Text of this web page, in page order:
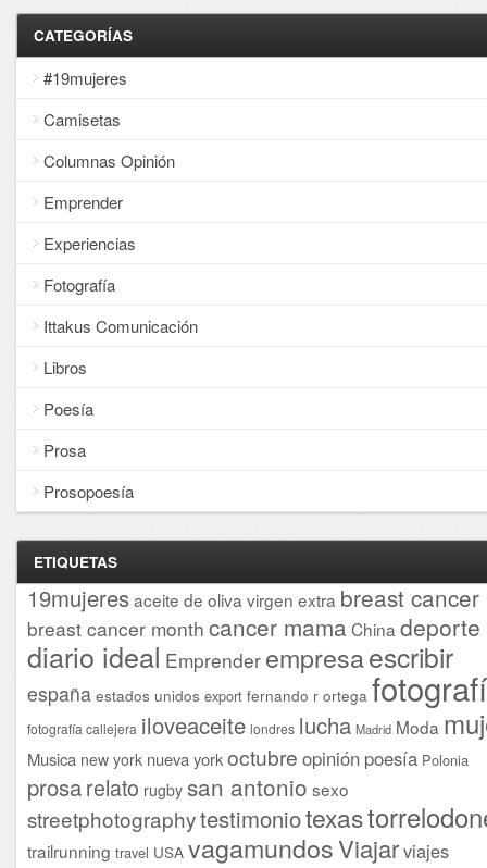
CATEGORÍAS
#19mujeres
Camisetas
Columnas Opinión
Emprender
Experiencias
Fotografía
Ittakus Comunicación
Libros
Poesía
Prosa
Prosopoesía
ETIQUETAS
19mujeresaceite de oliva virgen extra breast cancer
breast cancer month cancer mama China deporte
diario ideal Emprender empresaescribir
españa estados unidos export fernando r ortega
fotografía callejera iloveaceite londres lucha Madrid Moda
Musica new york nueva yorkoctubre opinión poesía Polonia
prosarelato rugby san antonio sexo
streetphotographytestimoniotexas
trailrunning travel USA vagamundosViajarviajes